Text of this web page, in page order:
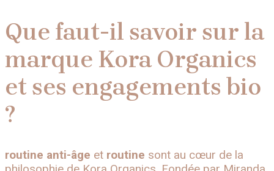
Que faut-il savoir sur la
marque Kora Organics
et ses engagements bio
?
routine anti-âge et routine sont au cœur de la